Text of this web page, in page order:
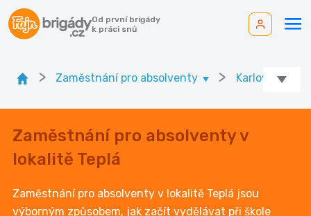
Od první brigády
k práci snů
> Zaměstnání pro absolventy > Karlovarský kr.
Zaměstnání pro absolventy v
lokalitě Teplá
Zaměstnání pro absolventy v lokalitě Teplá jsou
výborným způsobem, jak začít vydělávat při škole